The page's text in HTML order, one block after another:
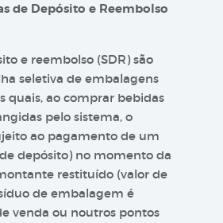
de Depósito e Reembolso
e reembolso (SDR) são
seletiva de embalagens
quais, ao comprar bebidas
pelo sistema, o
ao pagamento de um
depósito) no momento da
restituído (valor de
de embalagem é
venda ou noutros pontos